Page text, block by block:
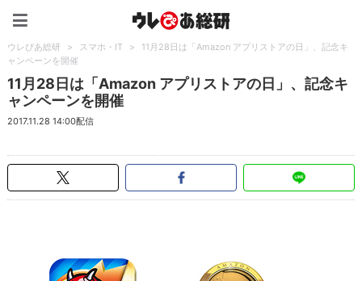
ウレぴあ総研 > スマホ・IT >
11月28日は「Amazon アプリストアの日」、記念キ
ャンペーンを開催
11月28日は「Amazon アプリストアの日」、記念キ
ャンペーンを開催
2017.11.28 14:00配信